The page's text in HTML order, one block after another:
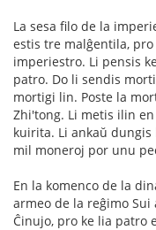
La sesa filo de la
estis tre malĝentila,
imperiestro. Li pensis
patro. Do li sendis
mortigi lin. Poste la
Zhi'tong. Li metis ilin
kuirita. Li ankaŭ
mil moneroj por unu
En la komenco de la
armeo de la reĝimo Sui
Ĉinujo, pro ke lia patro